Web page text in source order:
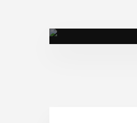
Content